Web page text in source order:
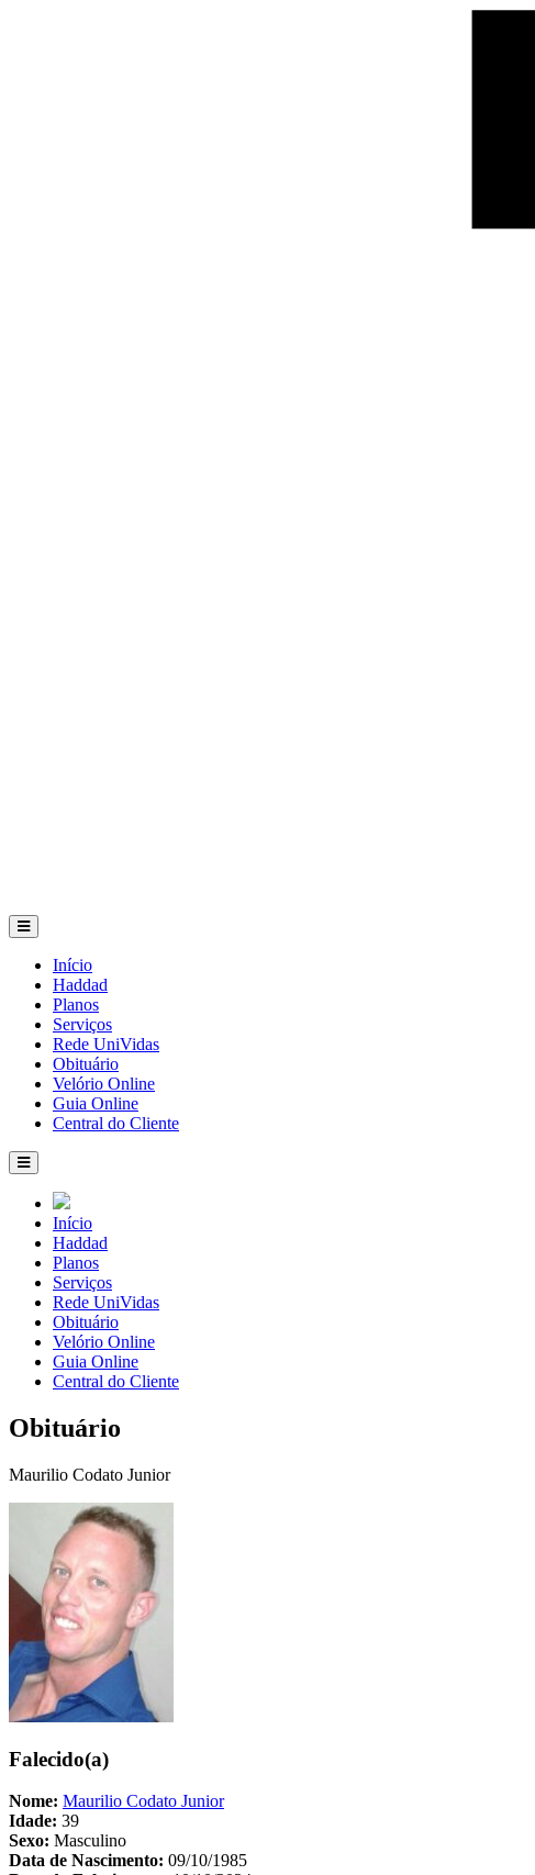
Início
Haddad
Planos
Serviços
Rede UniVidas
Obituário
Velório Online
Guia Online
Central do Cliente
Início
Haddad
Planos
Serviços
Rede UniVidas
Obituário
Velório Online
Guia Online
Central do Cliente
Obituário
Maurilio Codato Junior
Falecido(a)
Nome: Maurilio Codato Junior
Idade: 39
Sexo: Masculino
Data de Nascimento: 09/10/1985